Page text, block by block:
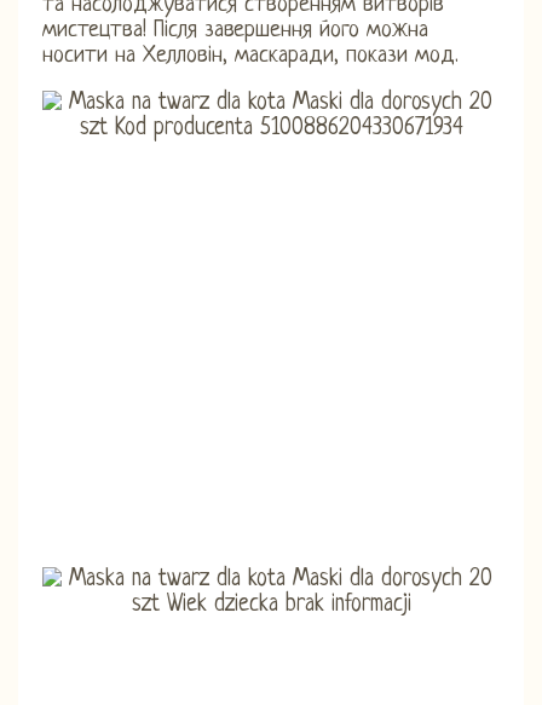
та насолоджуватися створенням витворів
мистецтва! Після завершення його можна
носити на Хелловін, маскаради, покази мод.